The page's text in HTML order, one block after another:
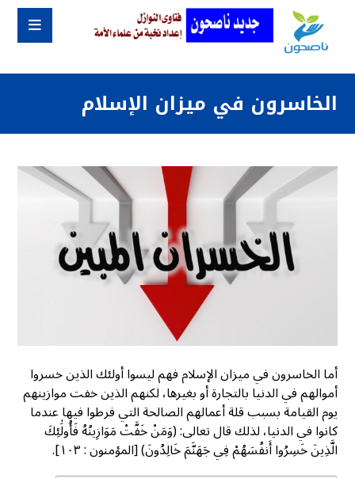
الخاسرون في ميزان الإسلام
أما الخاسرون في ميزان الإسلام فهم ليسوا أولئك الذين خسروا
أموالهم في الدنيا بالتجارة أو بغيرها، لكنهم الذين خفت موازينهم
يوم القيامة بسبب قلة أعمالهم الصالحة التي فرطوا فيها عندما
كانوا في الدنيا، لذلك قال تعالی: (وَمَنْ خَفَّتْ مَوَازِينُهُ فَأُولَٰئِكَ
الَّذِينَ خَسِرُوا أَنفُسَهُمْ فِي جَهَنَّمَ خَالِدُونَ) [المؤمنون : ١٠٣].